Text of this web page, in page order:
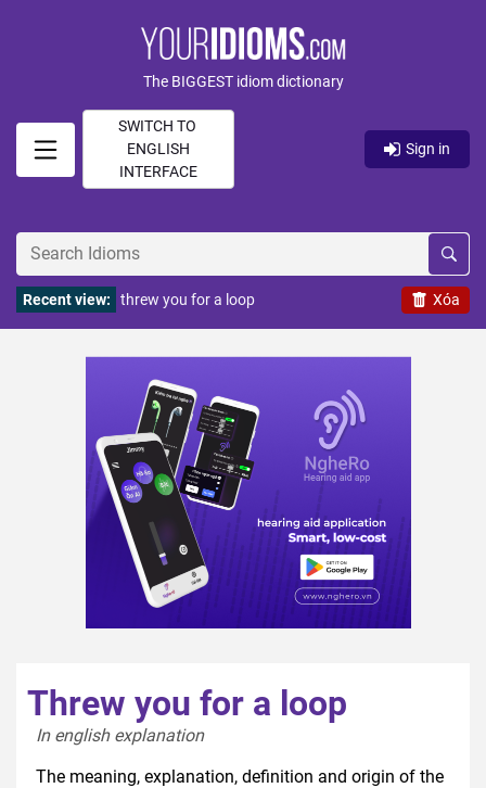
The BIGGEST idiom dictionary
SWITCH TO
ENGLISH
INTERFACE
Sign in
Xóa
Recent view: threw you for a loop
Threw you for a loop
In english explanation
The meaning, explanation, definition and origin of the